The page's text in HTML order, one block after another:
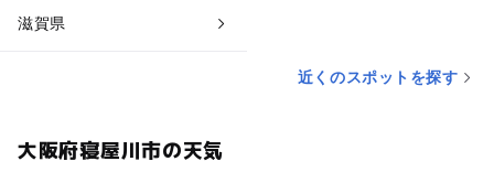
滋賀県
近くのスポットを探す
大阪府寝屋川市の天気